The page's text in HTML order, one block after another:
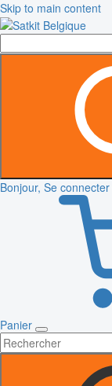
Skip to main content
Bonjour, Se connecter
Panier